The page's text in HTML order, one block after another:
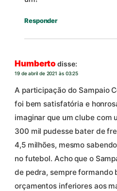
Responder
Humberto disse:
19 de abril de 2021 às 03:25
A participação do Sampaio
foi bem satisfatória e
imaginar que um clube com
300 mil pudesse bater de
4,5 milhões, mesmo
no futebol. Acho que o
de pedra, sempre formando
orçamentos inferiores aos